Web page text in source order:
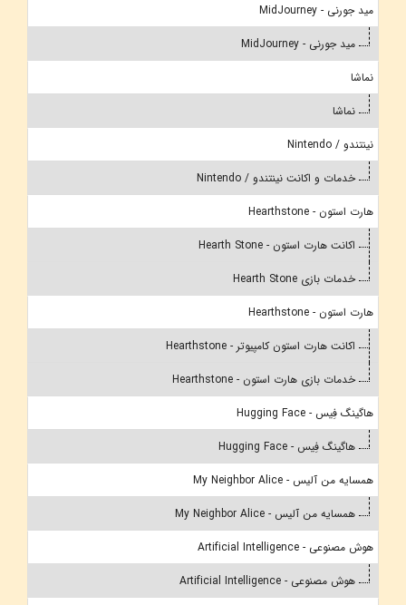
مید جورنی - MidJourney
مید جورنی - MidJourney
نماشا
نماشا
نینتندو / Nintendo
خدمات و اکانت نینتندو / Nintendo
هارت استون - Hearthstone
اکانت هارت استون - Hearth Stone
خدمات بازی Hearth Stone
هارت استون - Hearthstone
اکانت هارت استون کامپیوتر - Hearthstone
خدمات بازی هارت استون - Hearthstone
هاگینگ فِیس - Hugging Face
هاگینگ فِیس - Hugging Face
همسایه من آلیس - My Neighbor Alice
همسایه من آلیس - My Neighbor Alice
هوش مصنوعی - Artificial Intelligence
هوش مصنوعی - Artificial Intelligence